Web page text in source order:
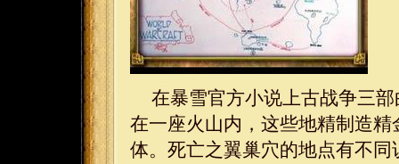
在暴雪官方小说上古战争三
在一座火山内，这些地精制造
体。死亡之翼巢穴的地点有不